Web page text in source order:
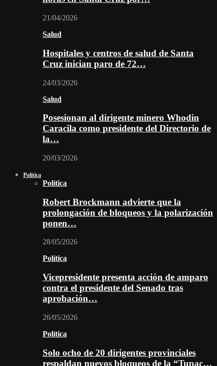
21/04/2026
Salud
Hospitales y centros de salud de Santa
Cruz inician paro de 72…
24/03/2026
Salud
Posesionan al dirigente minero Whodin
Caracila como presidente del Directorio de
la…
20/03/2026
Política
Política
Robert Brockmann advierte que la
prolongación de bloqueos y la polarización
ponen…
28/05/2026
Política
Vicepresidente presenta acción de amparo
contra el presidente del Senado tras
aprobación…
26/05/2026
Política
Solo ocho de 20 dirigentes provinciales
respaldan nuevos bloqueos de la “Tupac…